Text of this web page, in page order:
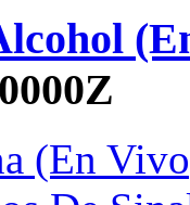
(En